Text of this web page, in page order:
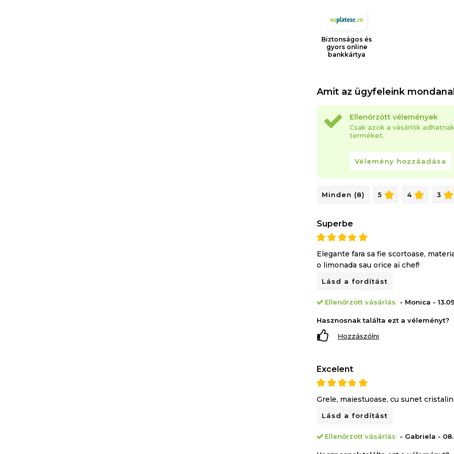
Biztonságos és
gyors online
bankkártya
Amit az ügyfeleink
Ellenőrzött vélemények
Csak azok a vásárlók
terméket.
Vélemény hozzáadása
Minden (8) 5 4 3
Superbe
Elegante fara sa fie scortoase,
o limonada sau orice ai chef!
Lásd a fordítást
Ellenőrzött vásárlás - Monica -
Hasznosnak találta ezt a véleményt?
Hozzászólni
Excelent
Grele, maiestuoase, cu sunet
Lásd a fordítást
Ellenőrzött vásárlás - Gabriela -